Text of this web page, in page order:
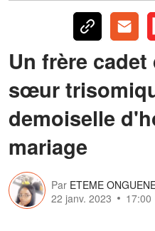
Un frère
sœur
demoiselle
mariage
Par ETEME
22 janv. 2023
17:00